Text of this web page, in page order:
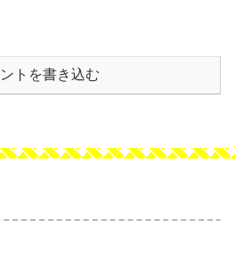
トを書き込む